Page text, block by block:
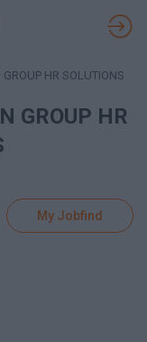
GROUP HR SOLUTIONS
GROUP HR
My Jobfind